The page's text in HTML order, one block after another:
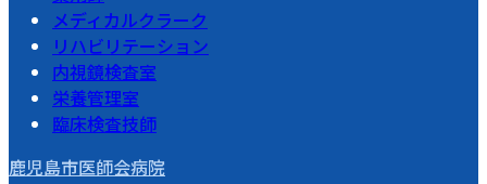
メディカルクラーク
リハビリテーション
内視鏡検査室
栄養管理室
臨床検査技師
鹿児島市医師会病院